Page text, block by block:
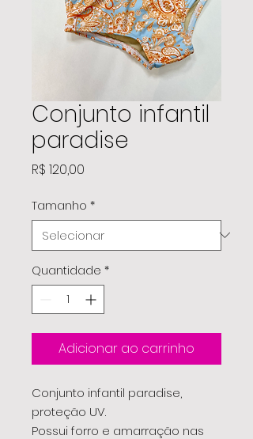
Conjunto infantil
paradise
R$ 120,00
Tamanho *
Quantidade *
Adicionar ao carrinho
Conjunto infantil paradise,
proteção UV.
Possui forro e amarração nas